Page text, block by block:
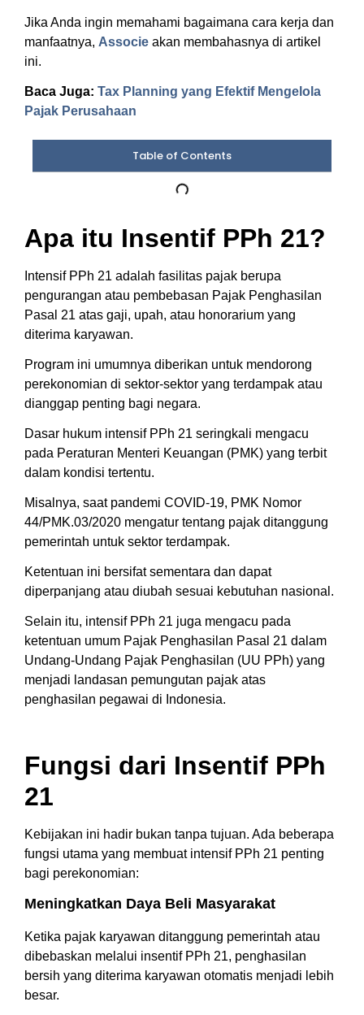
Jika Anda ingin memahami bagaimana cara kerja dan
manfaatnya, Associe akan membahasnya di artikel
ini.
Baca Juga: Tax Planning yang Efektif Mengelola
Pajak Perusahaan
Table of Contents
Apa itu Insentif PPh 21?
Intensif PPh 21 adalah fasilitas pajak berupa
pengurangan atau pembebasan Pajak Penghasilan
Pasal 21 atas gaji, upah, atau honorarium yang
diterima karyawan.
Program ini umumnya diberikan untuk mendorong
perekonomian di sektor-sektor yang terdampak atau
dianggap penting bagi negara.
Dasar hukum intensif PPh 21 seringkali mengacu
pada Peraturan Menteri Keuangan (PMK) yang terbit
dalam kondisi tertentu.
Misalnya, saat pandemi COVID-19, PMK Nomor
44/PMK.03/2020 mengatur tentang pajak ditanggung
pemerintah untuk sektor terdampak.
Ketentuan ini bersifat sementara dan dapat
diperpanjang atau diubah sesuai kebutuhan nasional.
Selain itu, intensif PPh 21 juga mengacu pada
ketentuan umum Pajak Penghasilan Pasal 21 dalam
Undang-Undang Pajak Penghasilan (UU PPh) yang
menjadi landasan pemungutan pajak atas
penghasilan pegawai di Indonesia.
Fungsi dari Insentif PPh
21
Kebijakan ini hadir bukan tanpa tujuan. Ada beberapa
fungsi utama yang membuat intensif PPh 21 penting
bagi perekonomian:
Meningkatkan Daya Beli Masyarakat
Ketika pajak karyawan ditanggung pemerintah atau
dibebaskan melalui insentif PPh 21, penghasilan
bersih yang diterima karyawan otomatis menjadi lebih
besar.